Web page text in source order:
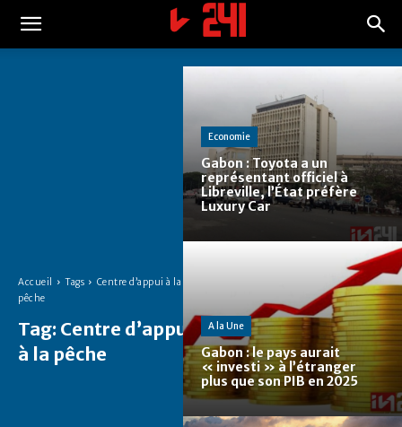
Accueil Tags
Centre d’appui à la
pêche
Tag: Centre d’appui
à la pêche
Economie
Gabon : Toyota a un
représentant officiel à
Libreville, l’État préfère
Luxury Car
A la Une
Gabon : le pays aurait
« investi » à l’étranger
plus que son PIB en 2025